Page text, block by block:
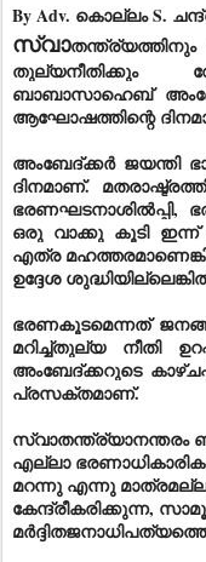
By Adv. കൊല്ലം S.
സ്വാ
തുല്യനീതിക്കും
ബാബാസാഹെബ്
ആഘോഷത്തിന്റെ
അംബേദ്ക്കർ ജയന്തി
ദിനമാണ്.
ഒരു വാക്കു കൂടി
എത്ര
ഉദ്ദേശ
ഭരണകൂടമെന്നത്
മറിച്ച്തുല്യ നീതി
അംബേദ്ക്കറുടെ
പ്രസക്തമാണ്.
സ്വാതന്ത്ര്യാനന്തരം
എല്ലാ
മറന്നു എന്നു
കേന്ദ്രീകരിക്കുന്ന,